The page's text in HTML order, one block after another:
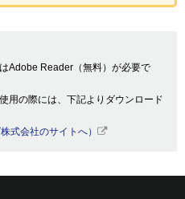
Adobe Reader（無料）が必要で
用の際には、下記よりダウンロード
式会社のサイトへ）